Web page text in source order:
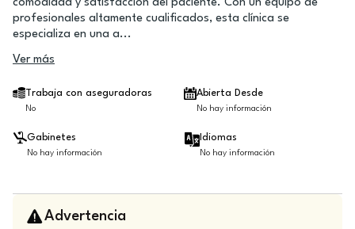
comodidad y satisfacción del paciente. Con un equipo de
profesionales altamente cualificados, esta clínica se
especializa en una a...
Ver más
Trabaja con aseguradoras
No
Abierta Desde
No hay información
Gabinetes
No hay información
Idiomas
No hay información
Advertencia